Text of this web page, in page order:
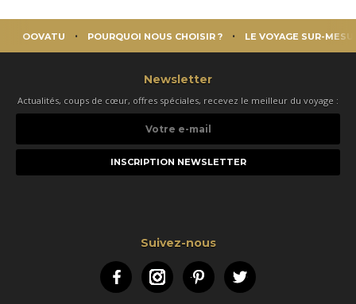
OOVATU POURQUOI NOUS CHOISIR ? LE VOYAGE SUR-
Newsletter
Actualités, coups de cœur, offres spéciales, recevez le meilleur du voyage :
e-
Suivez-nous
FacebookInstagramPinterestTwitter